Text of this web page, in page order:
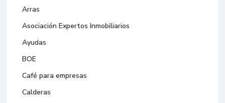
Arras
Asociación Expertos Inmobiliarios
Ayudas
BOE
Café para empresas
Calderas